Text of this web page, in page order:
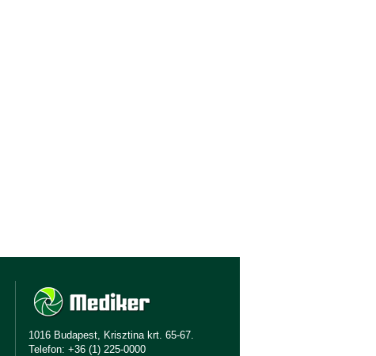
1016 Budapest, Krisztina krt. 65-67.
Telefon: +36 (1) 225-0000